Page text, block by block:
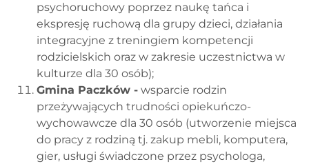
psychoruchowy poprzez naukę tańca i
ekspresję ruchową dla grupy dzieci, działania
integracyjne z treningiem kompetencji
rodzicielskich oraz w zakresie uczestnictwa w
kulturze dla 30 osób);
Gmina Paczków - wsparcie rodzin
przeżywających trudności opiekuńczo-
wychowawcze dla 30 osób (utworzenie miejsca
do pracy z rodziną tj. zakup mebli, komputera,
gier, usługi świadczone przez psychologa,